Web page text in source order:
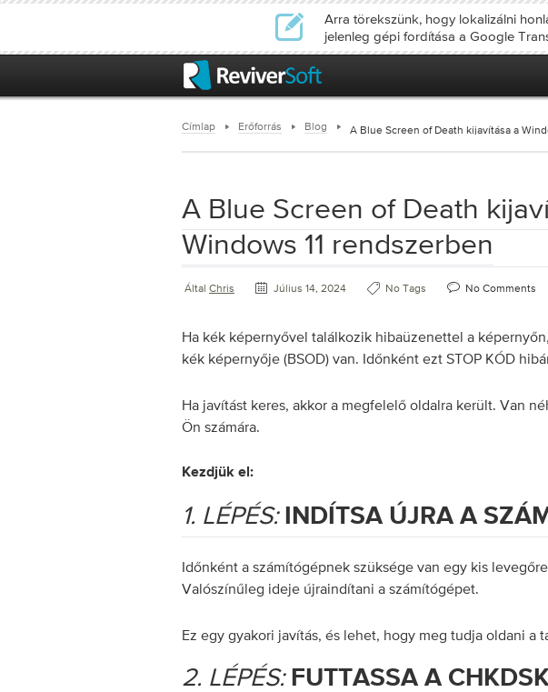
Arra törekszünk, hogy lokalizálni
jelenleg gépi fordítása a Google
Címlap Erőforrás Blog A Blue Screen of Death kijavítása a
A Blue Screen of Death
Windows 11 rendszerben
Által Chris Július 14, 2024 No Tags No Comments
Ha kék képernyővel találkozik hibaüzenettel a
kék képernyője (BSOD) van. Időnként ezt STOP KÓD
Ha javítást keres, akkor a megfelelő oldalra került. Van
Ön számára.
Kezdjük el:
1. LÉPÉS:INDÍTSA ÚJRA A
Időnként a számítógépnek szüksége van egy kis
Valószínűleg ideje újraindítani a számítógépet.
Ez egy gyakori javítás, és lehet, hogy meg tudja oldani a
2. LÉPÉS:FUTTASSA A